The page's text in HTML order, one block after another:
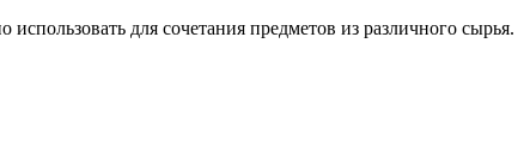
для сочетания предметов из различного сырья.